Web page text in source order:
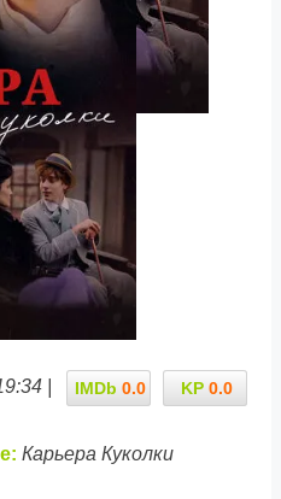
KP 0.0
IMDb 0.0
|
Карьера Куколки